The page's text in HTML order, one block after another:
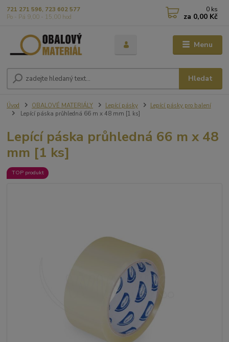
Menu
Hledat
721 271 596, 723 602 577
Po - Pá 9,00 - 15,00 hod
0 ks
za 0,00 Kč
Úvod OBALOVÉ MATERIÁLY Lepící pásky
Lepící pásky pro balení
Lepící páska průhledná 66 m x 48 mm [1 ks]
Lepící páska průhledná 66 m x 48
mm [1 ks]
TOP produkt